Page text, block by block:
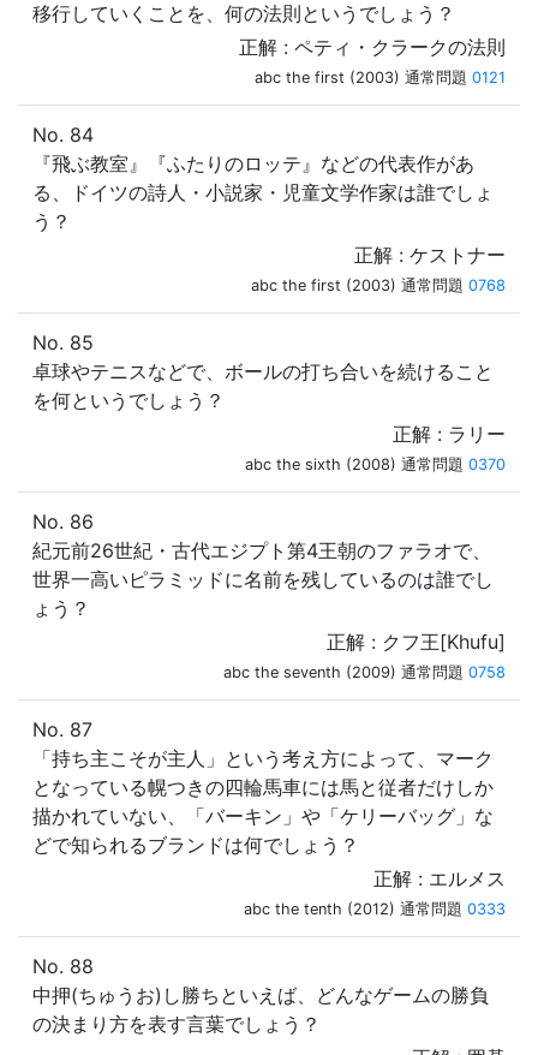
移行していくことを、何の法則というでしょう？
正解 : ペティ・クラークの法則
abc the first (2003) 通常問題 0121
No. 84
『飛ぶ教室』『ふたりのロッテ』などの代表作があ
る、ドイツの詩人・小説家・児童文学作家は誰でしょ
う？
正解 : ケストナー
abc the first (2003) 通常問題 0768
No. 85
卓球やテニスなどで、ボールの打ち合いを続けること
を何というでしょう？
正解 : ラリー
abc the sixth (2008) 通常問題 0370
No. 86
紀元前26世紀・古代エジプト第4王朝のファラオで、
世界一高いピラミッドに名前を残しているのは誰でし
ょう？
正解 : クフ王[Khufu]
abc the seventh (2009) 通常問題 0758
No. 87
「持ち主こそが主人」という考え方によって、マーク
となっている幌つきの四輪馬車には馬と従者だけしか
描かれていない、「バーキン」や「ケリーバッグ」な
どで知られるブランドは何でしょう？
正解 : エルメス
abc the tenth (2012) 通常問題 0333
No. 88
中押(ちゅうお)し勝ちといえば、どんなゲームの勝負
の決まり方を表す言葉でしょう？